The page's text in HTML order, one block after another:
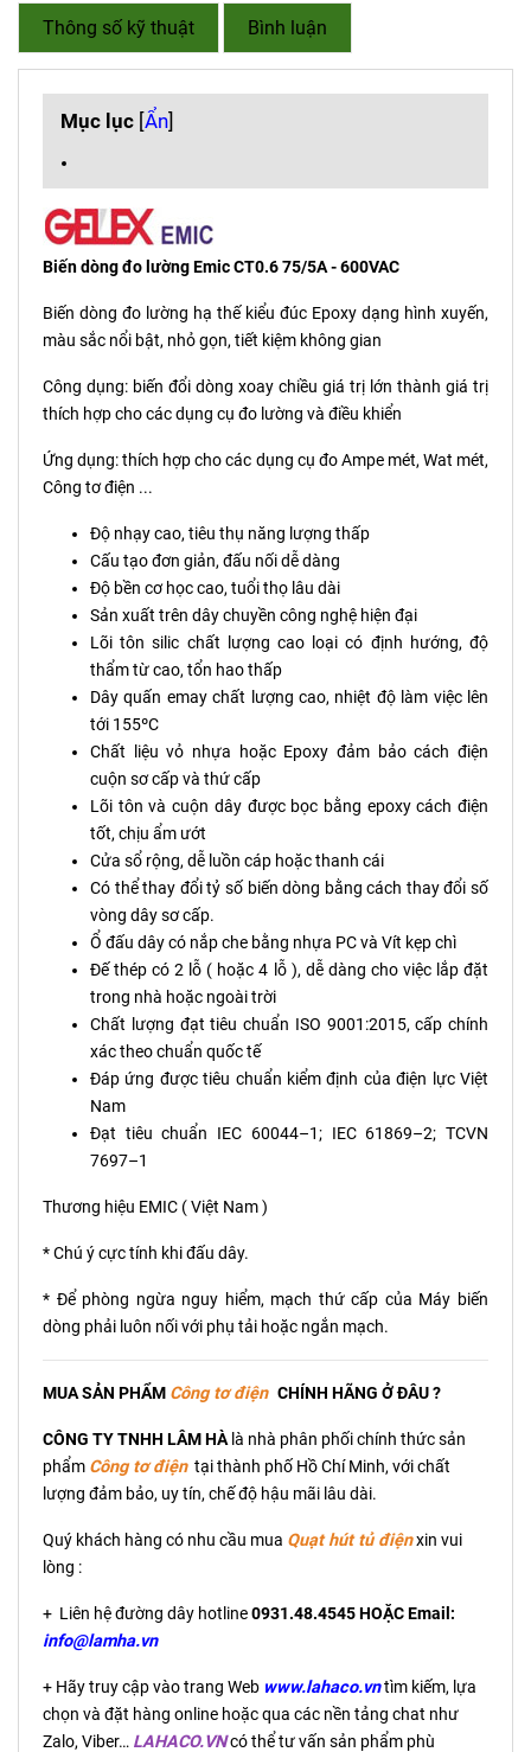
Thông số kỹ thuật Bình luận
Mục lục [Ẩn]
Biến dòng đo lường Emic CT0.6 75/5A - 600VAC
Biến dòng đo lường hạ thế kiểu đúc Epoxy dạng hình xuyến,
màu sắc nổi bật, nhỏ gọn, tiết kiệm không gian
Công dụng: biến đổi dòng xoay chiều giá trị lớn thành giá trị
thích hợp cho các dụng cụ đo lường và điều khiển
Ứng dụng: thích hợp cho các dụng cụ đo Ampe mét, Wat mét,
Công tơ điện ...
Độ nhạy cao, tiêu thụ năng lượng thấp
Cấu tạo đơn giản, đấu nối dễ dàng
Độ bền cơ học cao, tuổi thọ lâu dài
Sản xuất trên dây chuyền công nghệ hiện đại
Lõi tôn silic chất lượng cao loại có định hướng, độ
thẩm từ cao, tổn hao thấp
Dây quấn emay chất lượng cao, nhiệt độ làm việc lên
tới 155ºC
Chất liệu vỏ nhựa hoặc Epoxy đảm bảo cách điện
cuộn sơ cấp và thứ cấp
Lõi tôn và cuộn dây được bọc bằng epoxy cách điện
tốt, chịu ẩm ướt
Cửa sổ rộng, dễ luồn cáp hoặc thanh cái
Có thể thay đổi tỷ số biến dòng bằng cách thay đổi số
vòng dây sơ cấp.
Ổ đấu dây có nắp che bằng nhựa PC và Vít kẹp chì
Đế thép có 2 lỗ ( hoặc 4 lỗ ), dễ dàng cho việc lắp đặt
trong nhà hoặc ngoài trời
Chất lượng đạt tiêu chuẩn ISO 9001:2015, cấp chính
xác theo chuẩn quốc tế
Đáp ứng được tiêu chuẩn kiểm định của điện lực Việt
Nam
Đạt tiêu chuẩn IEC 60044–1; IEC 61869–2; TCVN
7697–1
Thương hiệu EMIC ( Việt Nam )
* Chú ý cực tính khi đấu dây.
* Để phòng ngừa nguy hiểm, mạch thứ cấp của Máy biến
dòng phải luôn nối với phụ tải hoặc ngắn mạch.
MUA SẢN PHẨM Công tơ điện CHÍNH HÃNG Ở ĐÂU ?
CÔNG TY TNHH LÂM HÀlà nhà phân phối chính thức sản
phẩm Công tơ điện tại thành phố Hồ Chí Minh, với chất
lượng đảm bảo, uy tín, chế độ hậu mãi lâu dài.
Quý khách hàng có nhu cầu mua Quạt hút tủ điệnxin vui
lòng :
+ Liên hệ đường dây hotline0931.48.4545 HOẶC Email:
info@lamha.vn
+ Hãy truy cập vào trang Web www.lahaco.vntìm kiếm, lựa
chọn và đặt hàng online hoặc qua các nền tảng chat như
Zalo, Viber… LAHACO.VNcó thể tư vấn sản phẩm phù